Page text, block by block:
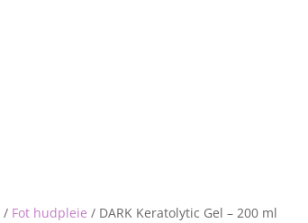
/ Fot hudpleie / DARK Keratolytic Gel – 200 ml